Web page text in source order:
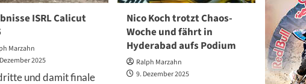
ISRL Calicut
Marzahn
2025
und damit finale
Nico Koch trotzt Chaos-
Woche und fährt in
Hyderabad aufs Podium
Ralph Marzahn
9. Dezember 2025